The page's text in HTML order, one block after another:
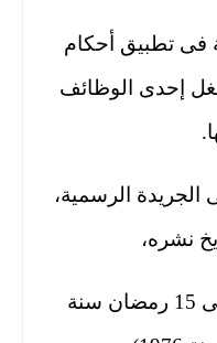
فى تطبيق أحكام
إحدى الوظائف
فى الجريدة الرسمية،
نشره،
صدر برياسة الجمهورية فى 15 رمضان سنة